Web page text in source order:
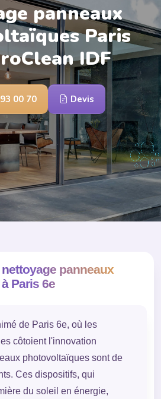
panneaux
Paris
IDF
00 70 Devis
panneaux
Paris 6e
de Paris 6e, où les
côtoient l'innovation
photovoltaïques sont de
Ces dispositifs, qui
du soleil en énergie,